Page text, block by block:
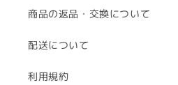
商品の返品・交換について
配送について
利用規約